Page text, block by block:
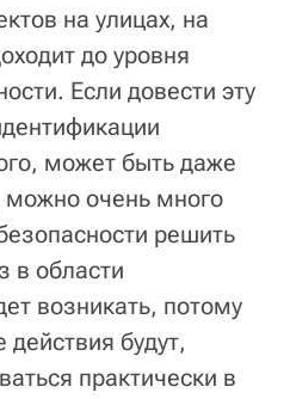
на улицах, на
до уровня
Если довести эту
может быть даже
можно очень много
решить
в области
возникать, потому
будут,
практически в